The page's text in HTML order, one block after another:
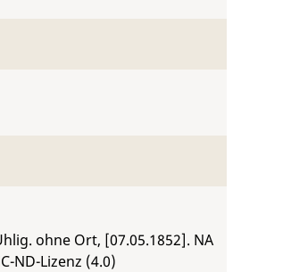
ohne Ort, [07.05.1852]. NA
ND-Lizenz (4.0)